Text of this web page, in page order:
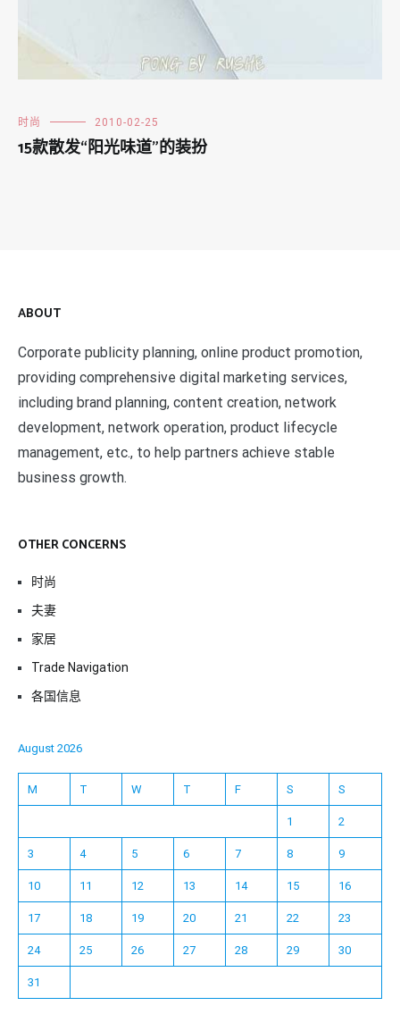
时尚 2010-02-25
15款散发“阳光味道”的装扮
ABOUT
Corporate publicity planning, online product promotion,
providing comprehensive digital marketing services,
including brand planning, content creation, network
development, network operation, product lifecycle
management, etc., to help partners achieve stable
business growth.
OTHER CONCERNS
时尚
夫妻
家居
Trade Navigation
各国信息
August 2026
M T W T F S S
1 2
3 4 5 6 7 8 9
10 11 12 13 14 15 16
17 18 19 20 21 22 23
24 25 26 27 28 29 30
31